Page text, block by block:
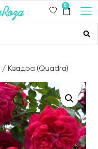
0
/ Квадра (Quadra)